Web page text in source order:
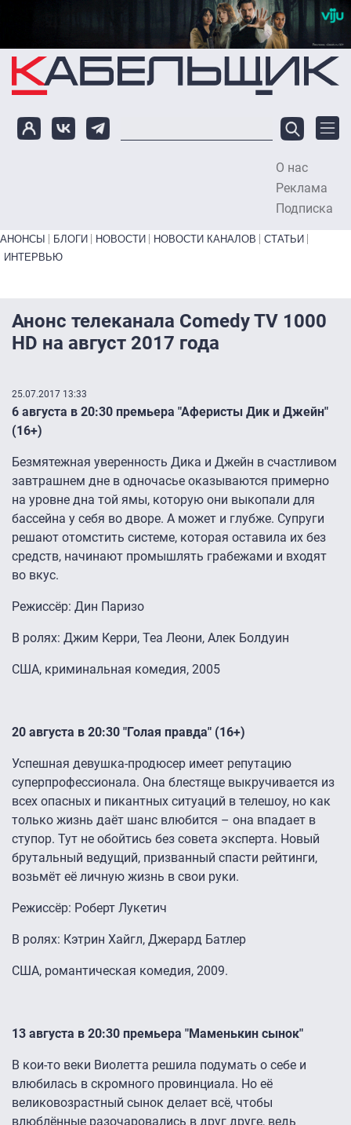
Перейти к основному содержанию
О нас
Реклама
Подписка
Primary links bottom
АНОНСЫ БЛОГИ НОВОСТИ НОВОСТИ КАНАЛОВ
СТАТЬИ
ИНТЕРВЬЮ
Анонс телеканала Comedy TV 1000
HD на август 2017 года
25.07.2017 13:33
6 августа в 20:30 премьера "Аферисты Дик и Джейн"
(16+)
Безмятежная уверенность Дика и Джейн в счастливом
завтрашнем дне в одночасье оказываются примерно
на уровне дна той ямы, которую они выкопали для
бассейна у себя во дворе. А может и глубже. Супруги
решают отомстить системе, которая оставила их без
средств, начинают промышлять грабежами и входят
во вкус.
Режиссёр: Дин Паризо
В ролях: Джим Керри, Теа Леони, Алек Болдуин
США, криминальная комедия, 2005
20 августа в 20:30 "Голая правда" (16+)
Успешная девушка-продюсер имеет репутацию
суперпрофессионала. Она блестяще выкручивается из
всех опасных и пикантных ситуаций в телешоу, но как
только жизнь даёт шанс влюбится – она впадает в
ступор. Тут не обойтись без совета эксперта. Новый
брутальный ведущий, призванный спасти рейтинги,
возьмёт её личную жизнь в свои руки.
Режиссёр: Роберт Лукетич
В ролях: Кэтрин Хайгл, Джерард Батлер
США, романтическая комедия, 2009.
13 августа в 20:30 премьера "Маменькин сынок"
В кои-то веки Виолетта решила подумать о себе и
влюбилась в скромного провинциала. Но её
великовозрастный сынок делает всё, чтобы
влюблённые разочаровались в друг друге, ведь